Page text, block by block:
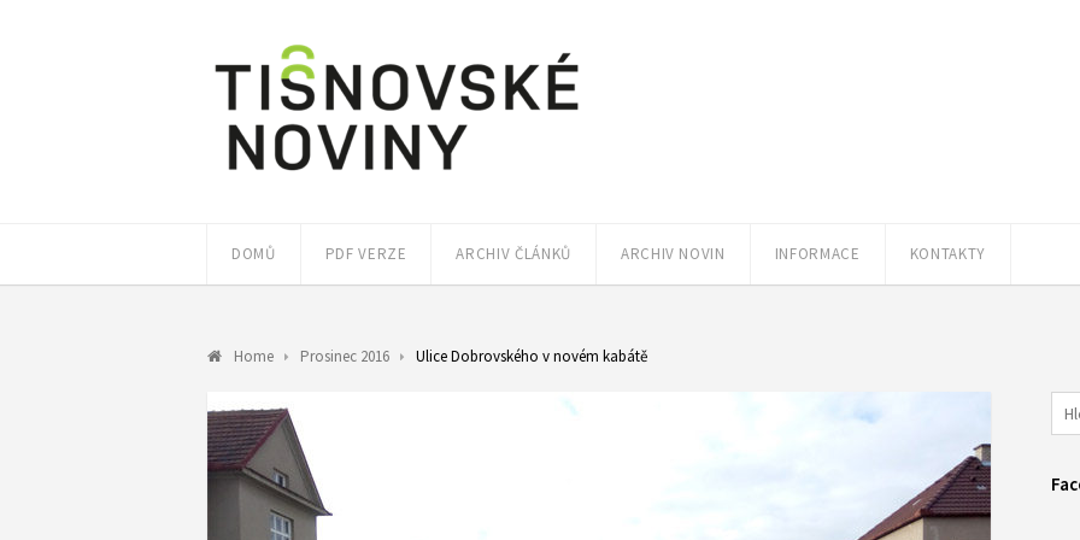
DOMŮ PDF VERZE ARCHIV ČLÁNKŮ ARCHIV NOVIN INFORMACE KONTAKTY
Home Prosinec 2016 Ulice Dobrovského v novém kabátě